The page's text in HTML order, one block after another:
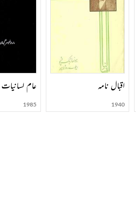
اقبال نامہ
1940
عام لسانیات
1985